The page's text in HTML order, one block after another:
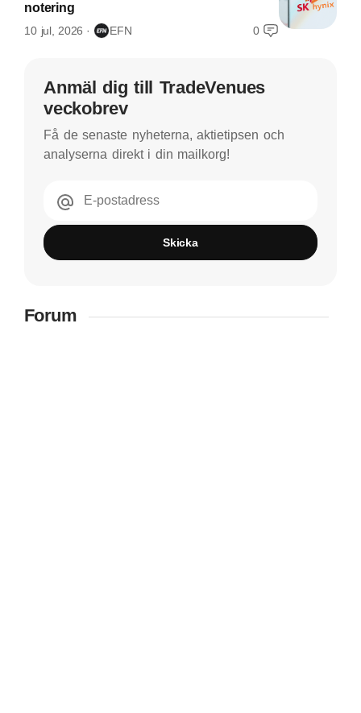
notering
10 jul, 2026 EFN 0
Anmäl dig till TradeVenues
veckobrev
Få de senaste nyheterna, aktietipsen och
analyserna direkt i din mailkorg!
E-postadress
Skicka
Forum